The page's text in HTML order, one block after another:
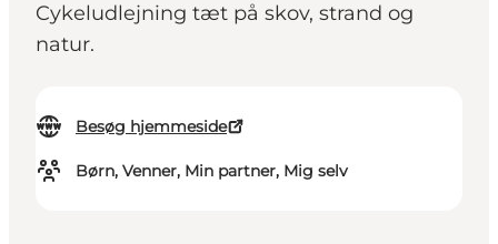
Cykeludlejning tæt på skov, strand og
natur.
Besøg hjemmeside
Børn, Venner, Min partner, Mig selv